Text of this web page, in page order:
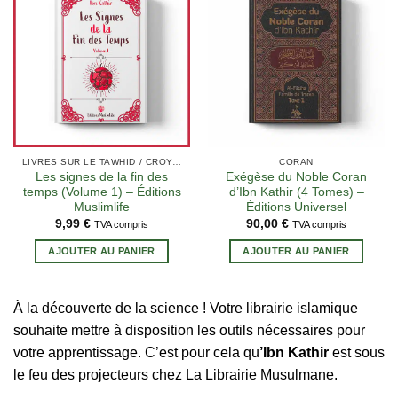
LIVRES SUR LE TAWHID / CROYANCE (AQIDA)
Les signes de la fin des
temps (Volume 1) – Éditions
Muslimlife
9,99 € TVA compris
AJOUTER AU PANIER
CORAN
Exégèse du Noble Coran
d’Ibn Kathir (4 Tomes) –
Éditions Universel
90,00 € TVA compris
AJOUTER AU PANIER
À la découverte de la science ! Votre librairie islamique
souhaite mettre à disposition les outils nécessaires pour
votre apprentissage. C’est pour cela qu’Ibn Kathir est sous
le feu des projecteurs chez La Librairie Musulmane.